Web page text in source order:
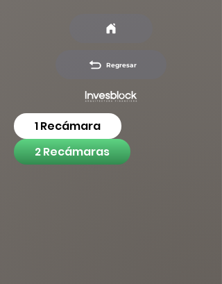
Regresar
1 Recámara
2 Recámaras